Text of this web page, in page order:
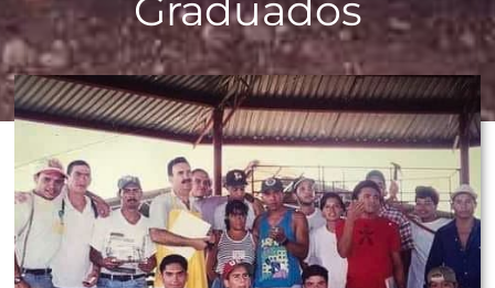
Graduados